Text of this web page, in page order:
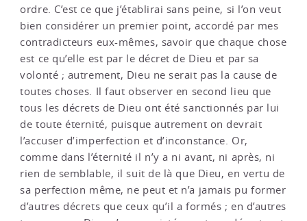
ordre. C’est ce que j’établirai sans peine, si l’on veut
bien considérer un premier point, accordé par mes
contradicteurs eux-mêmes, savoir que chaque chose
est ce qu’elle est par le décret de Dieu et par sa
volonté ; autrement, Dieu ne serait pas la cause de
toutes choses. Il faut observer en second lieu que
tous les décrets de Dieu ont été sanctionnés par lui
de toute éternité, puisque autrement on devrait
l’accuser d’imperfection et d’inconstance. Or,
comme dans l’éternité il n’y a ni avant, ni après, ni
rien de semblable, il suit de là que Dieu, en vertu de
sa perfection même, ne peut et n’a jamais pu former
d’autres décrets que ceux qu’il a formés ; en d’autres